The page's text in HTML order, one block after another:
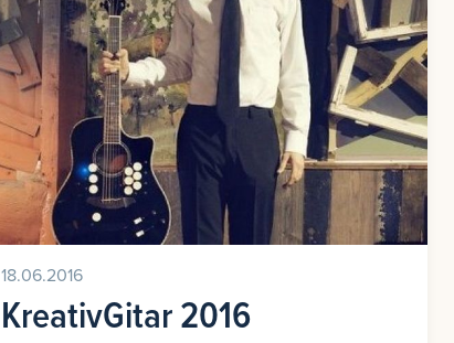
18.06.2016
KreativGitar 2016